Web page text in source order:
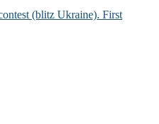
(blitz Ukraine). First